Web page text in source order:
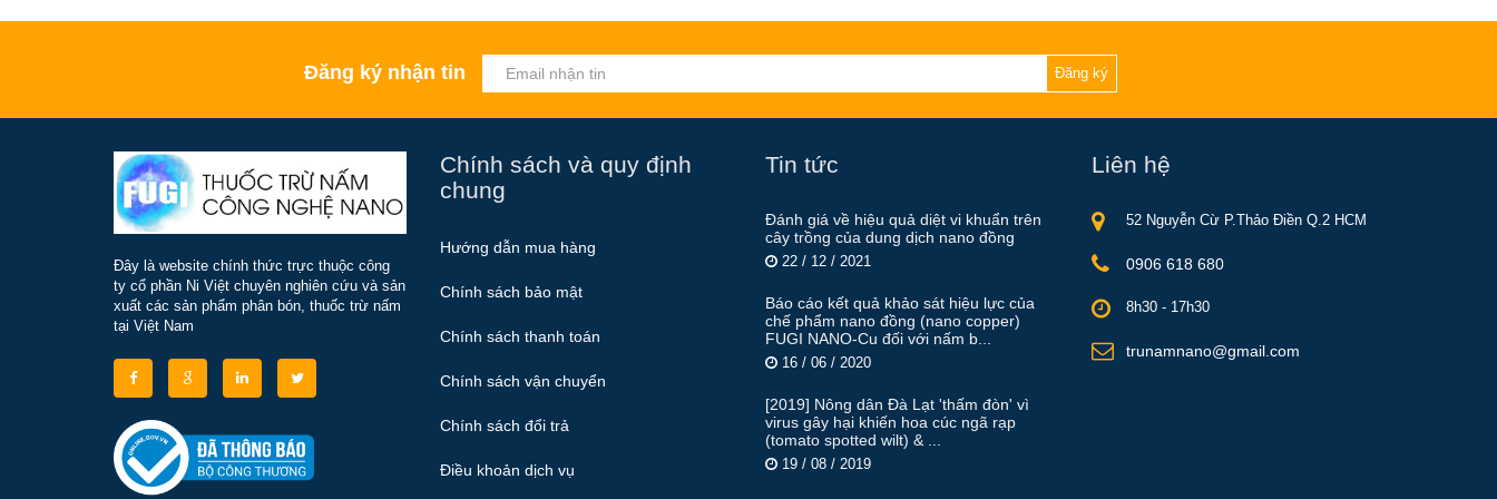
Đăng ký nhận tin Đăng ký
Đây là website chính thức trực thuộc công
ty cổ phần Ni Việt chuyên nghiên cứu và sản
xuất các sản phẩm phân bón, thuốc trừ nấm
tại Việt Nam
Chính sách và quy định
chung
Hướng dẫn mua hàng
Chính sách bảo mật
Chính sách thanh toán
Chính sách vận chuyển
Chính sách đổi trả
Điều khoản dịch vụ
Tin tức
Đánh giá về hiệu quả diệt vi khuẩn trên
cây trồng của dung dịch nano đồng
22 / 12 / 2021
Báo cáo kết quả khảo sát hiệu lực của
chế phẩm nano đồng (nano copper)
FUGI NANO-Cu đối với nấm b...
16 / 06 / 2020
[2019] Nông dân Đà Lạt 'thấm đòn' vì
virus gây hại khiến hoa cúc ngã rạp
(tomato spotted wilt) & ...
19 / 08 / 2019
Liên hệ
52 Nguyễn Cừ P.Thảo Điền Q.2 HCM
0906 618 680
8h30 - 17h30
trunamnano@gmail.com